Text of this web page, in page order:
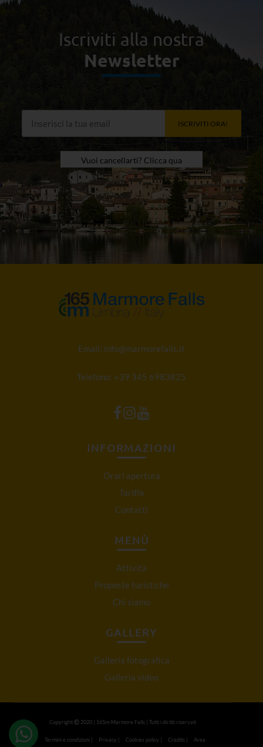
Iscriviti alla nostra
Newsletter
ISCRIVITI ORA!
Vuoi cancellarti? Clicca qua
Email: info@marmorefalls.it
Telefono: +39 345 6983825
INFORMAZIONI
Orari apertura
Tariffe
Contatti
MENÙ
Attività
Proposte turistiche
Chi siamo
GALLERY
Galleria fotografica
Galleria video
Copyright 2020 | 165m-Marmore Falls | Tutti i diritti riservati
Termini e condizioni Privacy Cookies policy Credits Area